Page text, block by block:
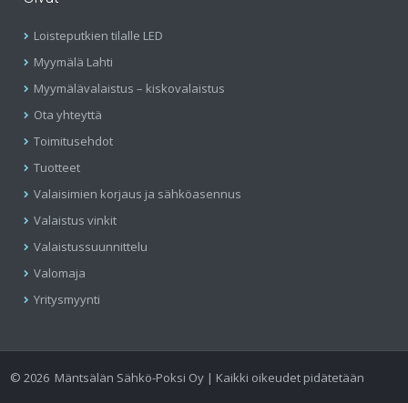
Loisteputkien tilalle LED
Myymälä Lahti
Myymälävalaistus – kiskovalaistus
Ota yhteyttä
Toimitusehdot
Tuotteet
Valaisimien korjaus ja sähköasennus
Valaistus vinkit
Valaistussuunnittelu
Valomaja
Yritysmyynti
©2026 Mäntsälän Sähkö-Poksi Oy | Kaikki oikeudet pidätetään